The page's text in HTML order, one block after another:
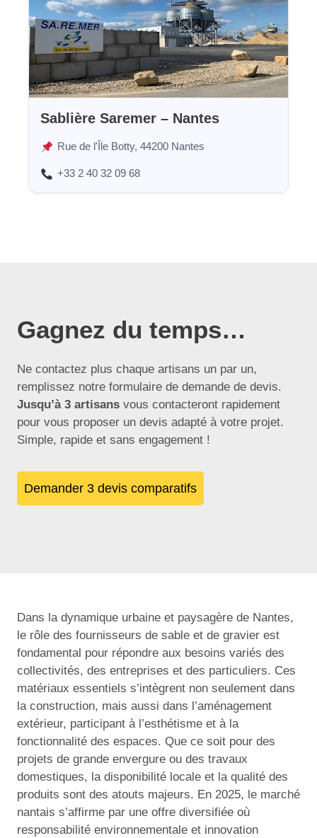
Sablière Saremer – Nantes
Rue de l'Île Botty, 44200 Nantes
+33 2 40 32 09 68
Gagnez du temps…
Ne contactez plus chaque artisans un par un,
remplissez notre formulaire de demande de devis.
Jusqu’à 3 artisans vous contacteront rapidement
pour vous proposer un devis adapté à votre projet.
Simple, rapide et sans engagement !
Demander 3 devis comparatifs
Dans la dynamique urbaine et paysagère de Nantes,
le rôle des fournisseurs de sable et de gravier est
fondamental pour répondre aux besoins variés des
collectivités, des entreprises et des particuliers. Ces
matériaux essentiels s’intègrent non seulement dans
la construction, mais aussi dans l’aménagement
extérieur, participant à l’esthétisme et à la
fonctionnalité des espaces. Que ce soit pour des
projets de grande envergure ou des travaux
domestiques, la disponibilité locale et la qualité des
produits sont des atouts majeurs. En 2025, le marché
nantais s’affirme par une offre diversifiée où
responsabilité environnementale et innovation